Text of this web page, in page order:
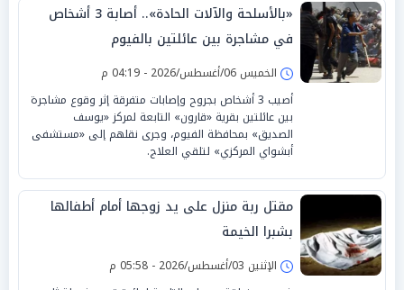
«بالأسلحة والآلات الحادة».. أصابة 3 أشخاص
في مشاجرة بين عائلتين بالفيوم
الخميس 06/أغسطس/2026 - 04:19 م
أصيب 3 أشخاص بجروح وإصابات متفرقة إثر وقوع مشاجرة
بين عائلتين بقرية «قارون» التابعة لمركز «يوسف
الصديق» بمحافظة الفيوم، وجرى نقلهم إلى «مستشفى
أبشواي المركزي» لتلقي العلاج.
مقتل ربة منزل على يد زوجها أمام أطفالها
بشبرا الخيمة
الإثنين 03/أغسطس/2026 - 05:58 م